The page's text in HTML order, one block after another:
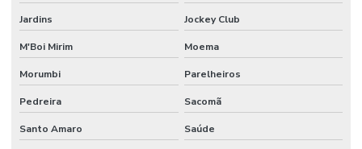
Forno secagem infravermelho
Forno de secagem de plantas
Forno para tratamento térmico
Forno para tratamento térmico preço
Fornos e estufas
Jardins Jockey Club
M'Boi Mirim Moema
Morumbi Parelheiros
Pedreira Sacomã
Santo Amaro Saúde